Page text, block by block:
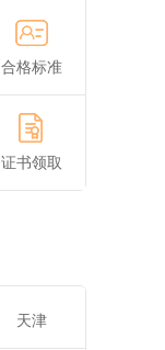
合格标准
证书领取
天津